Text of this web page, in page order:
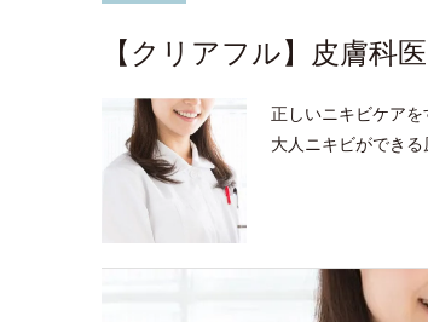
【クリアフル】皮膚科
正しいニキビケア
大人ニキビができ